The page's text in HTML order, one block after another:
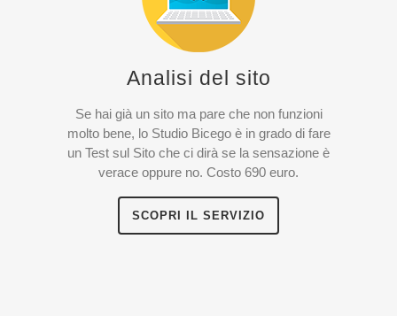
Analisi del sito
Se hai già un sito ma pare che non funzioni
molto bene, lo Studio Bicego è in grado di fare
un Test sul Sito che ci dirà se la sensazione è
verace oppure no. Costo 690 euro.
SCOPRI IL SERVIZIO